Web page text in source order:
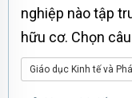
nghiệp nào tập
hữu cơ. Chọn
Giáo dục Kinh tế và